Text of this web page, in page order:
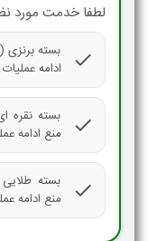
لطفا خدمت مورد
check
ادامه
check
منع ادامه
check
منع ادامه